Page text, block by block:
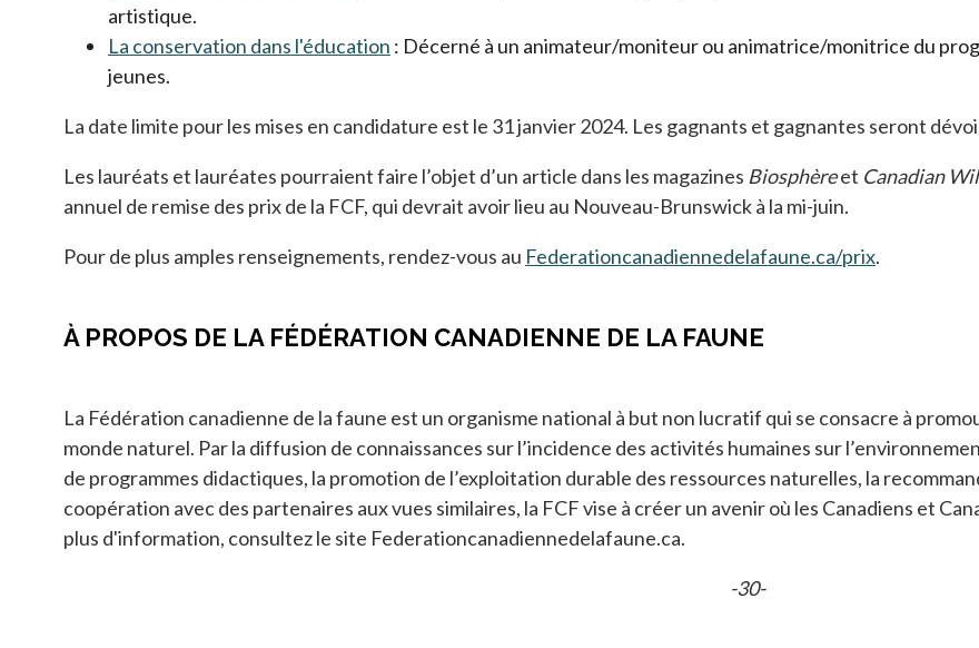
artistique.
La conservation dans l'éducation s’ouvre dans un nouvel onglet
: Décerné à un animateur/moniteur ou animatrice/monitrice du
jeunes.
La date limite pour les mises en candidature est le 31 janvier 2024. Les gagnants et gagnantes seront
Les lauréats et lauréates pourraient faire l’objet d’un article dans les magazines Biosphèreet Canadian
annuel de remise des prix de la FCF, qui devrait avoir lieu au Nouveau-Brunswick à la mi-juin.
Pour de plus amples renseignements, rendez-vous au Federationcanadiennedelafaune.ca/prix.
À PROPOS DE LA FÉDÉRATION CANADIENNE DE LA FAUNE
La Fédération canadienne de la faune est un organisme national à but non lucratif qui se consacre à
monde naturel. Par la diffusion de connaissances sur l’incidence des activités humaines sur
de programmes didactiques, la promotion de l’exploitation durable des ressources naturelles, la
coopération avec des partenaires aux vues similaires, la FCF vise à créer un avenir où les Canadiens et
plus d'information, consultez le site Federationcanadiennedelafaune.ca.
-30-